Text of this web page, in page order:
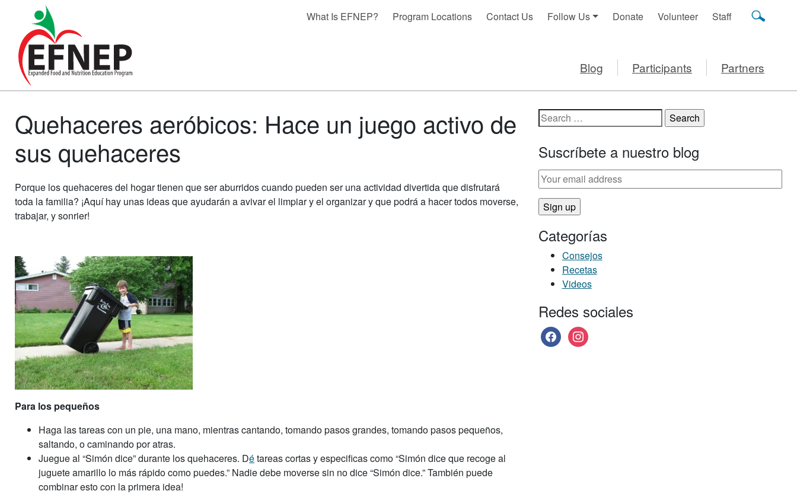
Main Navigation
What Is EFNEP? Program Locations Contact Us Follow Us Donate Volunteer Staff
Blog Participants Partners
Quehaceres aeróbicos: Hace un juego activo de
sus quehaceres
Porque los quehaceres del hogar tienen que ser aburridos cuando pueden ser una actividad divertida que disfrutará
toda la familia? ¡Aquí hay unas ideas que ayudarán a avivar el limpiar y el organizar y que podrá a hacer todos moverse,
trabajar, y sonrier!
Para los pequeños
Haga las tareas con un pie, una mano, mientras cantando, tomando pasos grandes, tomando pasos pequeños,
saltando, o caminando por atras.
Juegue al “Simón dice” durante los quehaceres. Détareas cortas y especificas como “Simón dice que recoge al
juguete amarillo lo más rápido como puedes.” Nadie debe moverse sin no dice “Simón dice.” También puede
combinar esto con la primera idea!
Search for:
Suscríbete a nuestro blog
Categorías
Consejos
Recetas
Videos
Redes sociales
facebookinstagram